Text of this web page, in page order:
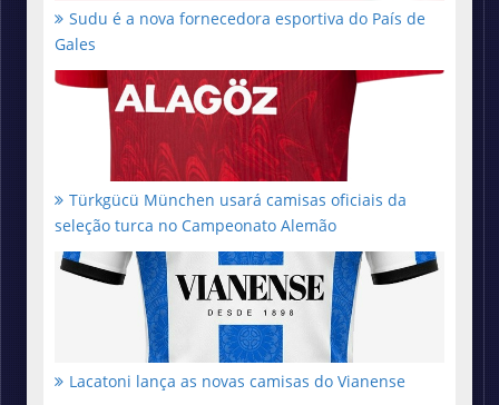
Sudu é a nova fornecedora esportiva do País de
Gales
Türkgücü München usará camisas oficiais da
seleção turca no Campeonato Alemão
Lacatoni lança as novas camisas do Vianense